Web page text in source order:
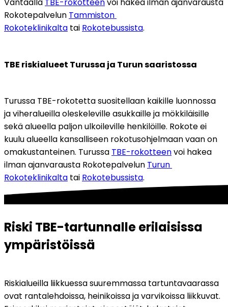
Vantaalla TBE-rokotteen voi hakea ilman ajanvarausta
Rokotepalvelun Tammiston
Rokoteklinikalta tai Rokotebussista.
TBE riskialueet Turussa ja Turun saaristossa
Turussa TBE-rokotetta suositellaan kaikille luonnossa
ja viheralueilla oleskeleville asukkaille ja mökkiläisille
sekä alueella paljon ulkoileville henkilöille. Rokote ei
kuulu alueella kansalliseen rokotusohjelmaan vaan on
omakustanteinen. Turussa TBE-rokotteen voi hakea
ilman ajanvarausta Rokotepalvelun Turun
Rokoteklinikalta tai Rokotebussista.
Riski TBE-tartunnalle erilaisissa
ympäristöissä
Riskialueilla liikkuessa suuremmassa tartuntavaarassa
ovat rantalehdoissa, heinikoissa ja varvikoissa liikkuvat.